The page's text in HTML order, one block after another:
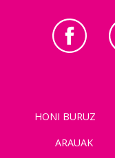
HONI BURUZ
ARAUAK